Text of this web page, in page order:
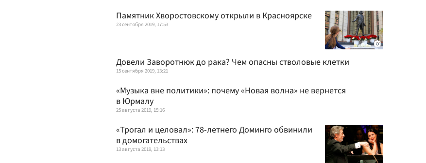
Памятник Хворостовскому открыли в Красноярске
23 сентября 2019, 17:53
Довели Заворотнюк до рака? Чем опасны стволовые клетки
15 сентября 2019, 13:21
«Музыка вне политики»: почему «Новая волна» не вернется
в Юрмалу
25 августа 2019, 15:16
«Трогал и целовал»: 78-летнего Доминго обвинили
в домогательствах
13 августа 2019, 13:13